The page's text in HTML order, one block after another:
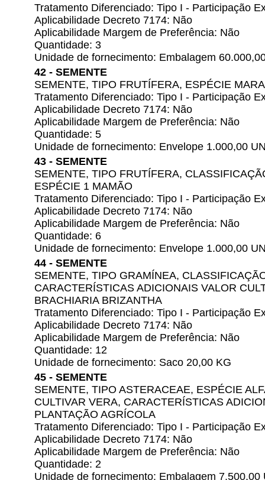
Tratamento Diferenciado: Tipo I - Participação
Aplicabilidade Decreto 7174: Não
Aplicabilidade Margem de Preferência: Não
Quantidade: 3
Unidade de fornecimento: Embalagem
42 - SEMENTE
SEMENTE, TIPO FRUTÍFERA, ESPÉCIE
Tratamento Diferenciado: Tipo I - Participação
Aplicabilidade Decreto 7174: Não
Aplicabilidade Margem de Preferência: Não
Quantidade: 5
Unidade de fornecimento: Envelope 1.000,00
43 - SEMENTE
SEMENTE, TIPO FRUTÍFERA,
ESPÉCIE 1 MAMÃO
Tratamento Diferenciado: Tipo I - Participação
Aplicabilidade Decreto 7174: Não
Aplicabilidade Margem de Preferência: Não
Quantidade: 6
Unidade de fornecimento: Envelope 1.000,00
44 - SEMENTE
SEMENTE, TIPO GRAMÍNEA,
CARACTERÍSTICAS ADICIONAIS VALOR
BRACHIARIA BRIZANTHA
Tratamento Diferenciado: Tipo I - Participação
Aplicabilidade Decreto 7174: Não
Aplicabilidade Margem de Preferência: Não
Quantidade: 12
Unidade de fornecimento: Saco 20,00 KG
45 - SEMENTE
SEMENTE, TIPO ASTERACEAE, ESPÉCIE
CULTIVAR VERA, CARACTERÍSTICAS
PLANTAÇÃO AGRÍCOLA
Tratamento Diferenciado: Tipo I - Participação
Aplicabilidade Decreto 7174: Não
Aplicabilidade Margem de Preferência: Não
Quantidade: 2
Unidade de fornecimento: Embalagem 7.500,00